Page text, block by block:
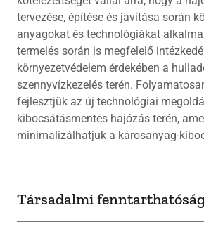
tervezése, építése és javítása során
anyagokat és technológiákat
termelés során is megfelelő
környezetvédelem érdekében a
szennyvízkezelés terén.
fejlesztjük az új technológiai
kibocsátásmentes hajózás terén,
minimalizálhatjuk a károsanyag-
Társadalmi